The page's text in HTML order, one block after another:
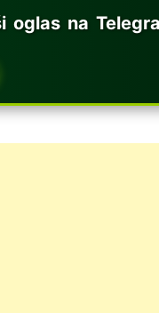
oglas na